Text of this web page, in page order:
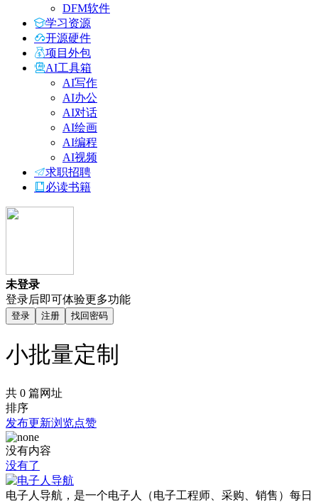
DFM软件
学习资源
开源硬件
项目外包
AI工具箱
AI写作
AI办公
AI对话
AI绘画
AI编程
AI视频
求职招聘
必读书籍
未登录
登录后即可体验更多功能
登录 注册 找回密码
小批量定制
共 0 篇网址
排序
发布更新浏览点赞
没有内容
没有了
电子人导航，是一个电子人（电子工程师、采购、销售）每日